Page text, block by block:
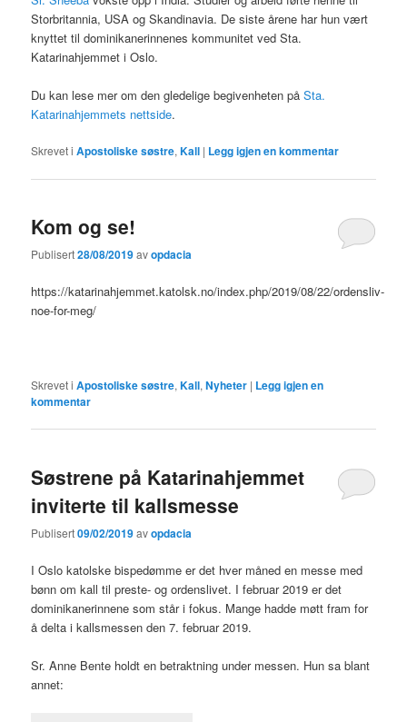
Storbritannia, USA og Skandinavia. De siste årene har hun vært
knyttet til dominikanerinnenes kommunitet ved Sta.
Katarinahjemmet i Oslo.
Du kan lese mer om den gledelige begivenheten påSta.
Katarinahjemmets nettside.
Skrevet i Apostoliske søstre,Kall | Legg igjen en kommentar
Kom og se!
Publisert28/08/2019avopdacia
https://katarinahjemmet.katolsk.no/index.php/2019/08/22/ordensliv-
noe-for-meg/
Skrevet i Apostoliske søstre,Kall,Nyheter | Legg igjen en
kommentar
Søstrene på Katarinahjemmet
inviterte til kallsmesse
Publisert09/02/2019avopdacia
I Oslo katolske bispedømme er det hver måned en messe med
bønn om kall til preste- og ordenslivet. I februar 2019 er det
dominikanerinnene som står i fokus. Mange hadde møtt fram for
å delta i kallsmessen den 7. februar 2019.
Sr. Anne Bente holdt en betraktning under messen. Hun sa blant
annet: